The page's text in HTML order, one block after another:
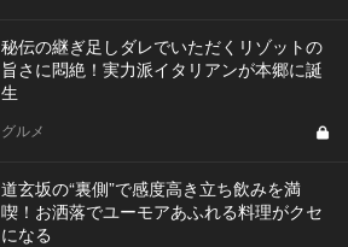
秘伝の継ぎ足しダレでいただくリゾットの
旨さに悶絶！実力派イタリアンが本郷に誕
生
グルメ
道玄坂の“裏側”で感度高き立ち飲みを満
喫！お洒落でユーモアあふれる料理がクセ
になる